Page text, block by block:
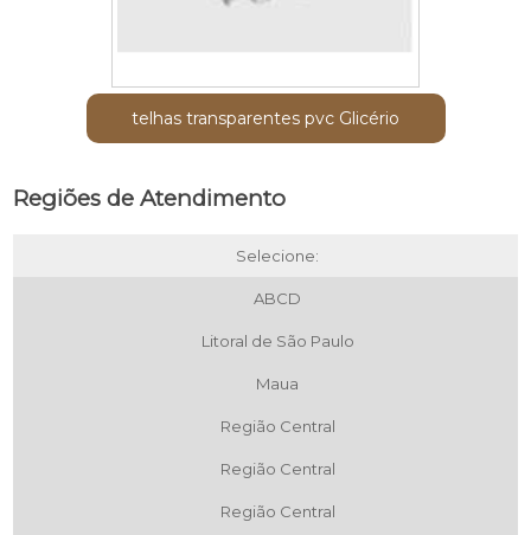
telhas transparentes pvc Glicério
Regiões de Atendimento
Selecione:
ABCD
Litoral de São Paulo
Maua
Região Central
Região Central
Região Central